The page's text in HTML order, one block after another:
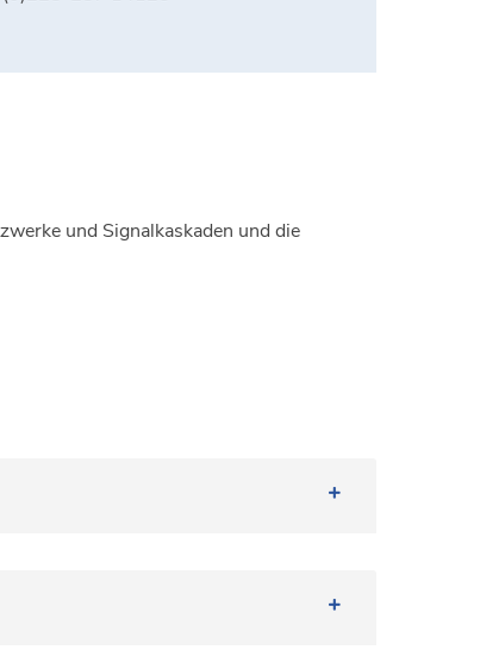
und Signalkaskaden und die
Eingriffen in